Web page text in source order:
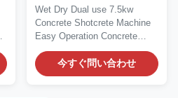
ト機械供給のGuniteのス
プレーヤー
Wet Dry Dual use 7.5kw
Concrete Shotcrete Machine
Easy Operation Concrete
Shotcrete Machine...
今すぐ問い合わせ